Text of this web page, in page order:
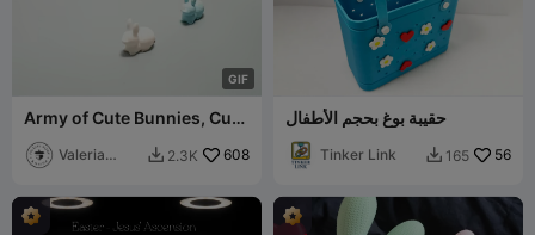
GIF
Army of Cute Bunnies, Cute
Valeria
Mattia
 2.3K 608
حقيبة بوغ بحجم الأطفال
Tinker Link  165 56